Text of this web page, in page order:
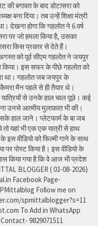
की बगावत के बाद डोटासरा को
बना दिया। तब उन्हें शिक्षा मंत्री
देखना होगा कि गहलोत ने 6 वर्ष
पर जो हमला किया है, उसका
किस प्रकार से देते हैं।
को पूर्व सीएम गहलोत ने जयपुर
इस सफर के पीछे गहलोत को
था। गहलोत जब जयपुर के
मैन पहले से ही तैयार थे।
से उनके हाल चाल पूछे। कई
उनसे आत्मीय मुलाकात भी की।
हाल जाने। प्लेटफार्म के बा जब
यहां भी एक एक यात्री से हाथ
इस वीडियो को फिल्मी गाने के साथ
पर पोस्ट किया है। इस वीडियो के
किया गया है कि वे आज भी प्रदेश
BLOGGER ( 03-08-2026)
Facebook Page-
Follow me on
spmittalblogger?s=11
To Add in WhatsApp
9829071511